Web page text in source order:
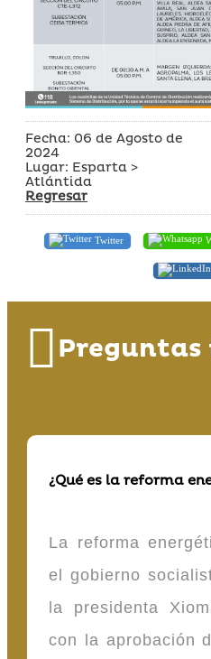
Fecha: 06 de Agosto de
2024
Lugar: Esparta >
Atlántida
Regresar
Twitter
Preguntas
¿Qué es la reforma
La reforma
el gobierno
la presidenta
con la aprobación